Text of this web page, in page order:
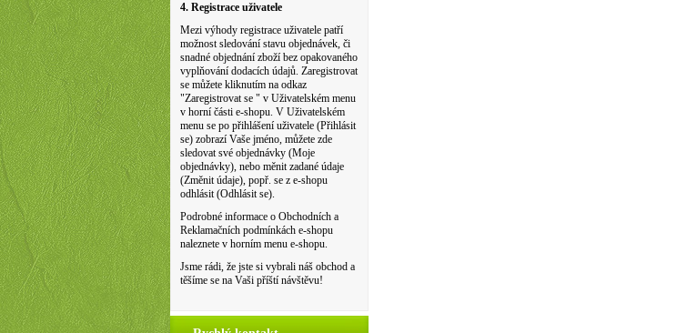
4. Registrace uživatele
Mezi výhody registrace uživatele patří
možnost sledování stavu objednávek, či
snadné objednání zboží bez opakovaného
vyplňování dodacích údajů. Zaregistrovat
se můžete kliknutím na odkaz
"Zaregistrovat se " v Uživatelském menu
v horní části e-shopu. V Uživatelském
menu se po přihlášení uživatele (Přihlásit
se) zobrazí Vaše jméno, můžete zde
sledovat své objednávky (Moje
objednávky), nebo měnit zadané údaje
(Změnit údaje), popř. se z e-shopu
odhlásit (Odhlásit se).
Podrobné informace o Obchodních a
Reklamačních podmínkách e-shopu
naleznete v horním menu e-shopu.
Jsme rádi, že jste si vybrali náš obchod a
těšíme se na Vaši příští návštěvu!